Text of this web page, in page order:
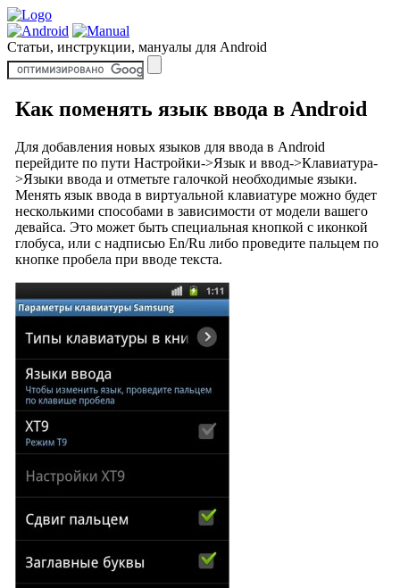
Статьи, инструкции, мануалы для Android
Как поменять язык ввода в Android
Для добавления новых языков для ввода в Android
перейдите по пути Настройки->Язык и ввод->Клавиатура-
>Языки ввода и отметьте галочкой необходимые языки.
Менять язык ввода в виртуальной клавиатуре можно будет
несколькими способами в зависимости от модели вашего
девайса. Это может быть специальная кнопкой с иконкой
глобуса, или с надписью En/Ru либо проведите пальцем по
кнопке пробела при вводе текста.